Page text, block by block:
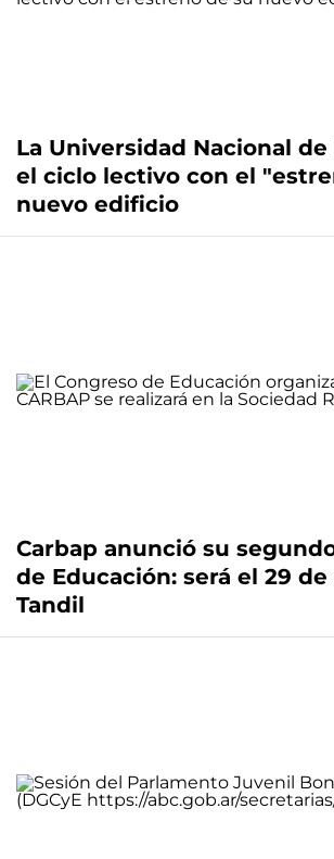
La Universidad Nacional
el ciclo lectivo con el
nuevo edificio
Carbap anunció su
de Educación: será el 29
Tandil